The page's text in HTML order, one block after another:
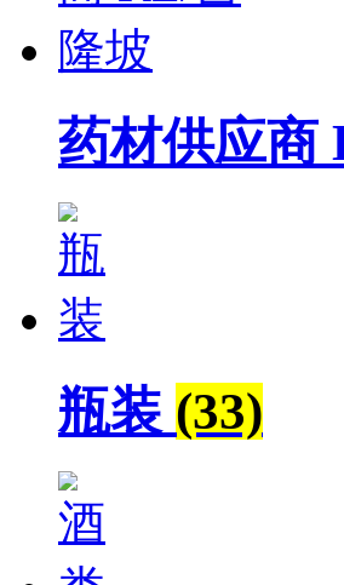
药材供应
瓶装 (33)